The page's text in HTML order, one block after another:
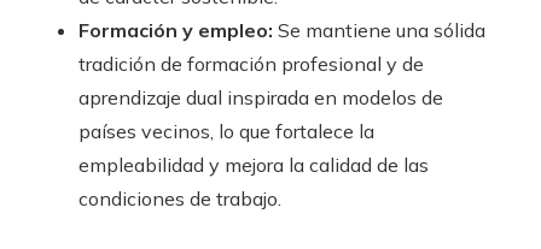
Formación y empleo: Se mantiene una sólida
tradición de formación profesional y de
aprendizaje dual inspirada en modelos de
países vecinos, lo que fortalece la
empleabilidad y mejora la calidad de las
condiciones de trabajo.